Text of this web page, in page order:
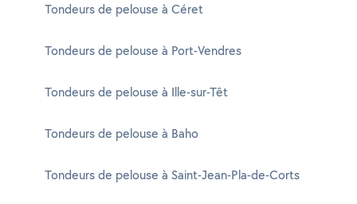
Tondeurs de pelouse à Céret
Tondeurs de pelouse à Port-Vendres
Tondeurs de pelouse à Ille-sur-Têt
Tondeurs de pelouse à Baho
Tondeurs de pelouse à Saint-Jean-Pla-de-Corts